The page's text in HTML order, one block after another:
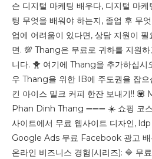
슨 디지털 마케팅 배우다, 디지털 마
팅 무엇을 배워야 하는지, 졸업 후 무
업에 어려움이 있다면, 상담 지원이
면. 💯 Thang은 무료로 귀하를 지원
니다. 🐥 여기에 Thang을 추가하십시
우 Thang을 위한 IB에 주도권을 잡으
킨 아이스 밀크 커피 한잔 보내기!!
Phan Dinh Thang ➖➖➖ ☀️ 쇼핑 코
사이트에서 무료 웹사이트 디자인,
Google Ads 무료 Facebook 광고 배
온라인 비즈니스 경험(시리즈): 🔷 무